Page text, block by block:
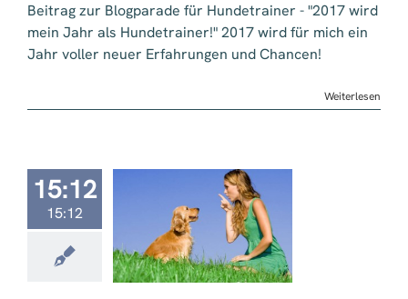
Beitrag zur Blogparade für Hundetrainer - "2017 wird
mein Jahr als Hundetrainer!" 2017 wird für mich ein
Jahr voller neuer Erfahrungen und Chancen!
Weiterlesen
15:12
15:12